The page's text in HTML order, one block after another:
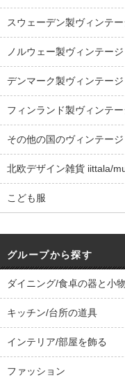
スウェーデン製ヴィンテー
ノルウェー製ヴィンテージ
デンマーク製ヴィンテージ
フィンランド製ヴィンテー
その他の国のヴィンテージ
北欧デザイン雑貨 iittala/
こども服
グループから探す
ダイニング/食卓の器と小物
キッチン/台所の道具
インテリア/部屋を飾る
ファッション